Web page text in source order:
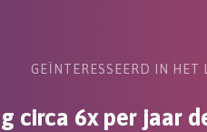
GEÏNTERESSEERD IN HET
circa 6x per jaar